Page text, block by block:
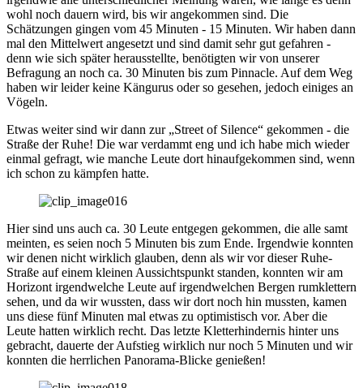
wohl noch dauern wird, bis wir angekommen sind. Die
Schätzungen gingen vom 45 Minuten - 15 Minuten. Wir haben dann
mal den Mittelwert angesetzt und sind damit sehr gut gefahren -
denn wie sich später herausstellte, benötigten wir von unserer
Befragung an noch ca. 30 Minuten bis zum Pinnacle. Auf dem Weg
haben wir leider keine Kängurus oder so gesehen, jedoch einiges an
Vögeln.
Etwas weiter sind wir dann zur „Street of Silence“ gekommen - die
Straße der Ruhe! Die war verdammt eng und ich habe mich wieder
einmal gefragt, wie manche Leute dort hinaufgekommen sind, wenn
ich schon zu kämpfen hatte.
Hier sind uns auch ca. 30 Leute entgegen gekommen, die alle samt
meinten, es seien noch 5 Minuten bis zum Ende. Irgendwie konnten
wir denen nicht wirklich glauben, denn als wir vor dieser Ruhe-
Straße auf einem kleinen Aussichtspunkt standen, konnten wir am
Horizont irgendwelche Leute auf irgendwelchen Bergen rumklettern
sehen, und da wir wussten, dass wir dort noch hin mussten, kamen
uns diese fünf Minuten mal etwas zu optimistisch vor. Aber die
Leute hatten wirklich recht. Das letzte Kletterhindernis hinter uns
gebracht, dauerte der Aufstieg wirklich nur noch 5 Minuten und wir
konnten die herrlichen Panorama-Blicke genießen!